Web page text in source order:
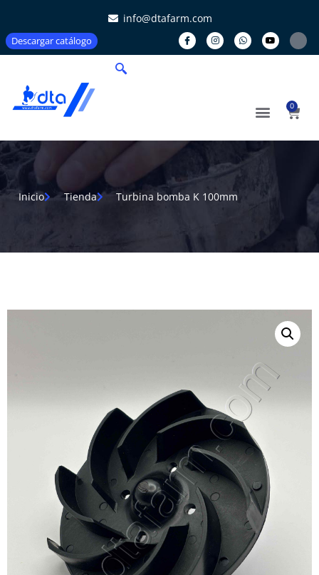
info@dtafarm.com
Descargar catálogo
0
Inicio Tienda Turbina bomba K 100mm